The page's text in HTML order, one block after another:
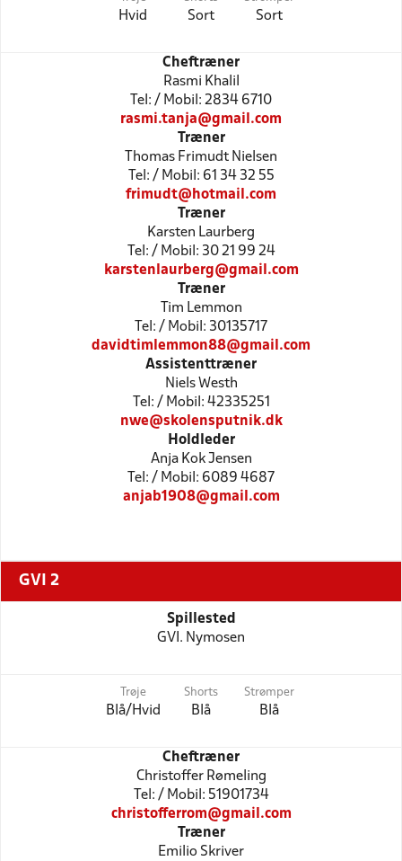
Hvid Sort Sort
Cheftræner
Rasmi Khalil
Tel: / Mobil: 2834 6710
rasmi.tanja@gmail.com
Træner
Thomas Frimudt Nielsen
Tel: / Mobil: 61 34 32 55
frimudt@hotmail.com
Træner
Karsten Laurberg
Tel: / Mobil: 30 21 99 24
karstenlaurberg@gmail.com
Træner
Tim Lemmon
Tel: / Mobil: 30135717
davidtimlemmon88@gmail.com
Assistenttræner
Niels Westh
Tel: / Mobil: 42335251
nwe@skolensputnik.dk
Holdleder
Anja Kok Jensen
Tel: / Mobil: 6089 4687
anjab1908@gmail.com
GVI 2
Spillested
GVI. Nymosen
Trøje
Blå/Hvid
Shorts
Blå
Strømper
Blå
Cheftræner
Christoffer Rømeling
Tel: / Mobil: 51901734
christofferrom@gmail.com
Træner
Emilio Skriver